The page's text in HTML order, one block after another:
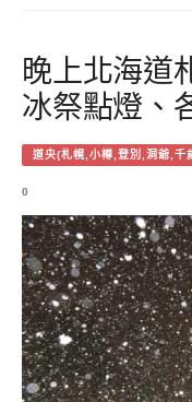
晚上北海道
冰祭點燈、
道央(札幌,小樽,登別,洞爺,千
0